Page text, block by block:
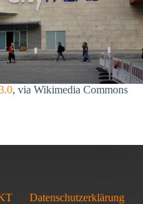
, via Wikimedia Commons
Datenschutzerklärung